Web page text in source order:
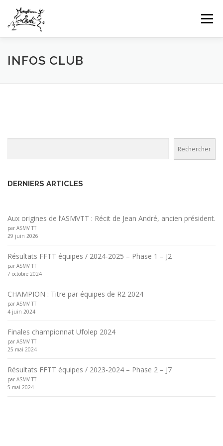
contenu
Menu
HOME INFOS CLUB
INFOS CLUB
Rechercher
DERNIERS ARTICLES
Aux origines de l’ASMVTT : Récit de Jean André, ancien président.
par ASMV TT
29 juin 2026
Résultats FFTT équipes / 2024-2025 – Phase 1 – J2
par ASMV TT
7 octobre 2024
CHAMPION : Titre par équipes de R2 2024
par ASMV TT
4 juin 2024
Finales championnat Ufolep 2024
par ASMV TT
25 mai 2024
Résultats FFTT équipes / 2023-2024 – Phase 2 – J7
par ASMV TT
5 mai 2024